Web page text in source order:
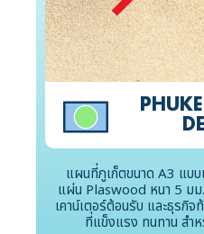
แผนที่ภูเก็ตขนาด A3 แบ
แผ่น Plaswood หนา 5 มม.
เคาน์เตอร์ต้อนรับ และธุรกิ
ที่แข็งแรง ทนทาน สำ